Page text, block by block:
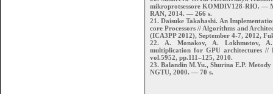
mikroprotsessore KOMDIV128-RIO. —
RAN, 2014. — 266 s.
21. Daisuke Takahashi. An
core Processors // Algorithms and
(ICA3PP 2012), September 4-7, 2012,
22. A. Monakov, A. Lokhmotov, A.
multiplication for GPU architectures //
vol.5952, pp.111–125, 2010.
23. Balandin M.Yu., Shurina E.P.
NGTU, 2000. — 70 s.